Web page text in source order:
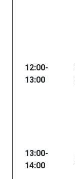
12:00-
13:00
13:00-
14:00